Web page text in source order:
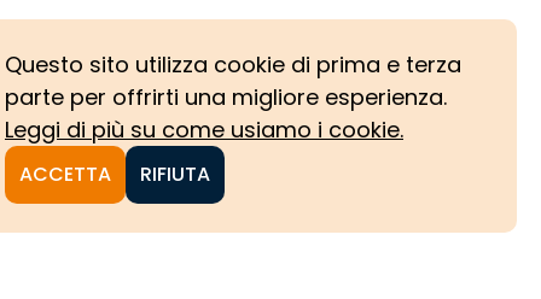
Questo sito utilizza cookie di prima e terza
parte per offrirti una migliore esperienza.
Leggi di più su come usiamo i cookie.
ACCETTA RIFIUTA